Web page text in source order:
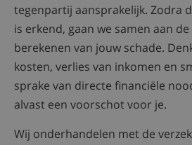
tegenpartij aansprakelijk. Zodra
is erkend, gaan we samen aan
berekenen van jouw schade.
kosten, verlies van inkomen en
sprake van directe financiële
alvast een voorschot voor je.
Wij onderhandelen met de